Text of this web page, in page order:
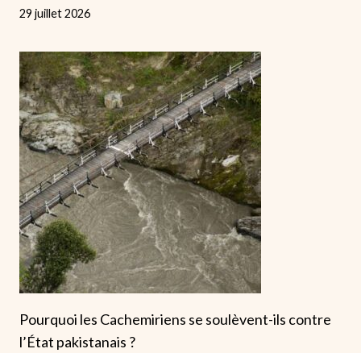
29 juillet 2026
Pourquoi les Cachemiriens se soulèvent-ils contre
l’État pakistanais ?